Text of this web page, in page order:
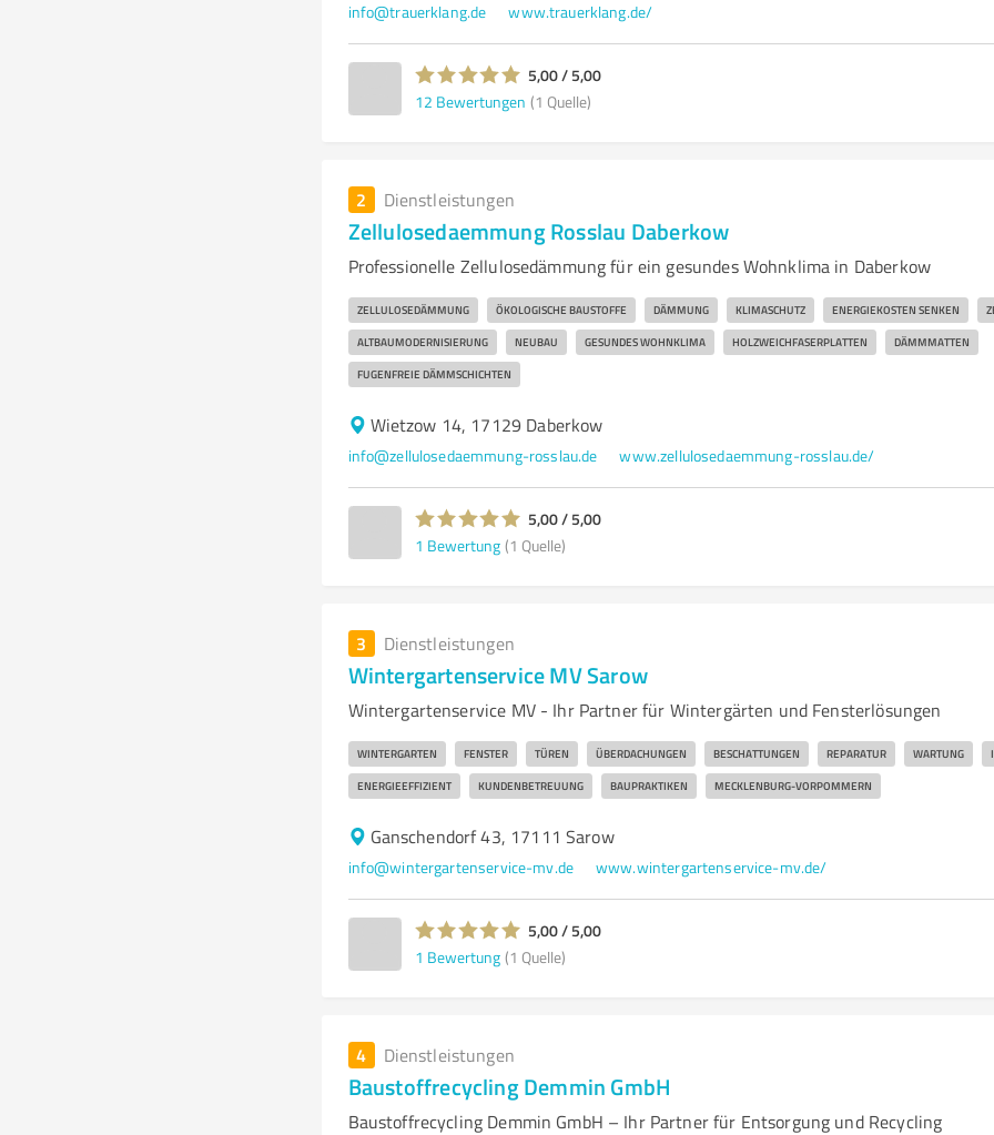
info@trauerklang.de www.trauerklang.de/
5,00 / 5,00
12 Bewertungen (1 Quelle)
2 Dienstleistungen
Zellulosedaemmung Rosslau Daberkow
Professionelle Zellulosedämmung für ein gesundes Wohnklima in Daberkow
ZELLULOSEDÄMMUNG ÖKOLOGISCHE BAUSTOFFE DÄMMUNG KLIMASCHUTZ ENERGIEKOSTEN SENKEN
ALTBAUMODERNISIERUNG NEUBAU GESUNDES WOHNKLIMA HOLZWEICHFASERPLATTEN DÄMMMATTEN
FUGENFREIE DÄMMSCHICHTEN
Wietzow 14, 17129 Daberkow
info@zellulosedaemmung-rosslau.de www.zellulosedaemmung-rosslau.de/
5,00 / 5,00
1 Bewertung (1 Quelle)
3 Dienstleistungen
Wintergartenservice MV Sarow
Wintergartenservice MV - Ihr Partner für Wintergärten und Fensterlösungen
WINTERGARTEN FENSTER TÜREN ÜBERDACHUNGEN BESCHATTUNGEN REPARATUR WARTUNG
ENERGIEEFFIZIENT KUNDENBETREUUNG BAUPRAKTIKEN MECKLENBURG-VORPOMMERN
Ganschendorf 43, 17111 Sarow
info@wintergartenservice-mv.de www.wintergartenservice-mv.de/
5,00 / 5,00
1 Bewertung (1 Quelle)
4 Dienstleistungen
Baustoffrecycling Demmin GmbH
Baustoffrecycling Demmin GmbH – Ihr Partner für Entsorgung und Recycling